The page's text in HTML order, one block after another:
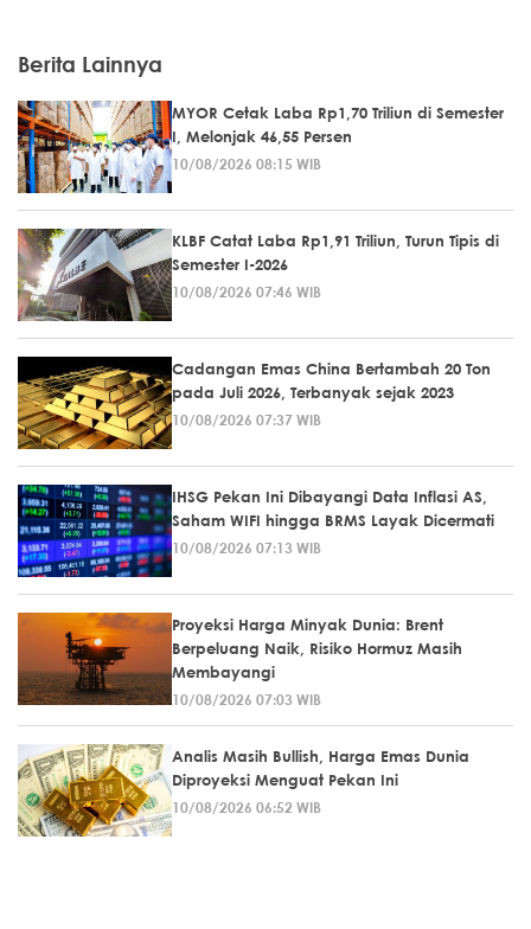
Berita Lainnya
MYOR Cetak Laba Rp1,70 Triliun di Semester
I, Melonjak 46,55 Persen
10/08/2026 08:15 WIB
KLBF Catat Laba Rp1,91 Triliun, Turun Tipis di
Semester I-2026
10/08/2026 07:46 WIB
Cadangan Emas China Bertambah 20 Ton
pada Juli 2026, Terbanyak sejak 2023
10/08/2026 07:37 WIB
IHSG Pekan Ini Dibayangi Data Inflasi AS,
Saham WIFI hingga BRMS Layak Dicermati
10/08/2026 07:13 WIB
Proyeksi Harga Minyak Dunia: Brent
Berpeluang Naik, Risiko Hormuz Masih
Membayangi
10/08/2026 07:03 WIB
Analis Masih Bullish, Harga Emas Dunia
Diproyeksi Menguat Pekan Ini
10/08/2026 06:52 WIB